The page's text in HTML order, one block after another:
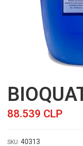
88.539 CLP
SKU: 40313